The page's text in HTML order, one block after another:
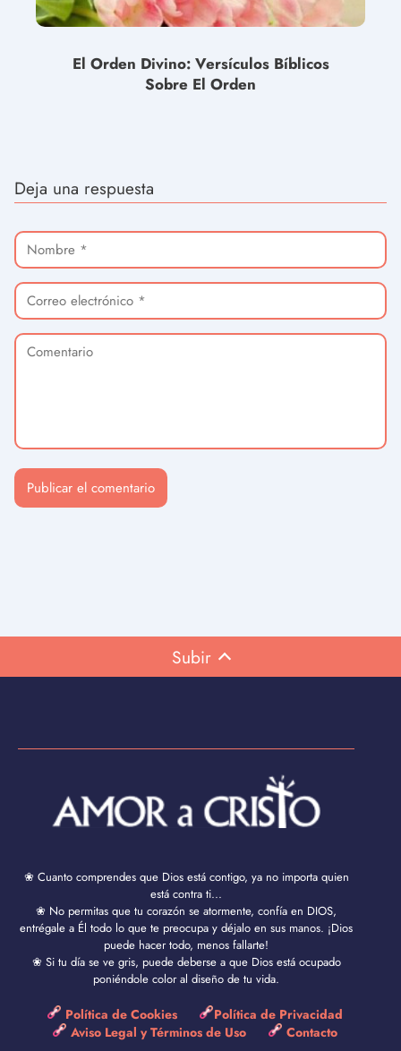
El Orden Divino: Versículos Bíblicos
Sobre El Orden
Deja una respuesta
Subir
❀ Cuanto comprendes que Dios está contigo, ya no importa quien
está contra ti...
❀ No permitas que tu corazón se atormente, confía en DIOS,
entrégale a Él todo lo que te preocupa y déjalo en sus manos. ¡Dios
puede hacer todo, menos fallarte!
❀ Si tu día se ve gris, puede deberse a que Dios está ocupado
poniéndole color al diseño de tu vida.
Política de Cookies
Política de Privacidad
Aviso Legal y Términos de Uso
Contacto